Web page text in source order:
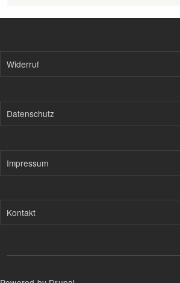
Widerruf
Datenschutz
Impressum
Kontakt